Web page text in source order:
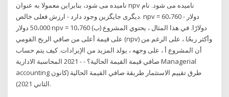
نامیده می شود، بنابراین معمولا به عنوان npv نامیده می شود. نام
دیگری جایگزین وجود دارد - ارزش فعلی خالص. npv = 60،760 دولار -
50،000 دولار npv = 10،760 دولارًا. في هذا المثال ، يحتوي المشروع (ب)
على قيمة أعلى من صافي الربح القومي (npv) وأكثر ربحًا ، على الرغم من
أن المشروع أ ، على وجهه ، يولد المزيد من الإيرادات. كيف يتم حساب
صافي قيمة القيمة الحالية؟ - - 2021 المحاسبة الادارية Managerial
accounting طرق تقييم الاستثمار طريقة صافي القيمة الحالية (كانون
الثاني 2021).